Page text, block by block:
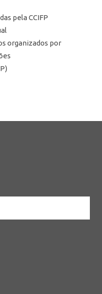
pela CCIFP
organizados por